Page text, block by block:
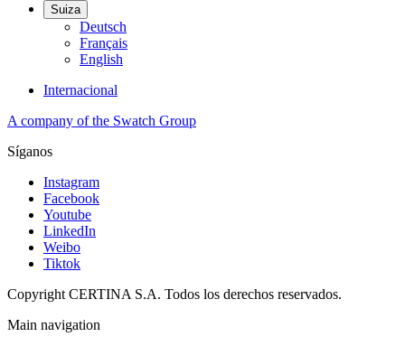
Suiza
Deutsch
Français
English
Internacional
A company of the Swatch Group
Síganos
Instagram
Facebook
Youtube
LinkedIn
Weibo
Tiktok
Copyright CERTINA S.A. Todos los derechos reservados.
Main navigation